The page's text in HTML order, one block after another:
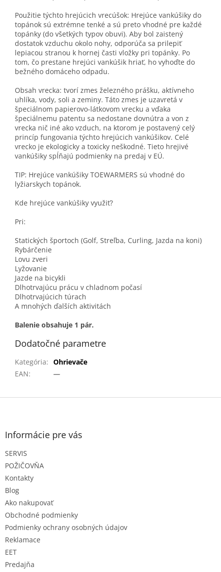
Použitie týchto hrejúcich vrecúšok: Hrejúce vankúšiky do
topánok sú extrémne tenké a sú preto vhodné pre každé
topánky (do všetkých typov obuvi). Aby bol zaistený
dostatok vzduchu okolo nohy, odporúča sa prilepiť
lepiacou stranou k hornej časti vložky pri topánky. Po
tom, čo prestane hrejúci vankúšik hriať, ho vyhoďte do
bežného domáceho odpadu.
Obsah vrecka: tvorí zmes železného prášku, aktívneho
uhlíka, vody, soli a zeminy. Táto zmes je uzavretá v
špeciálnom papierovo-látkovom vrecku a vďaka
špeciálnemu patentu sa nedostane dovnútra a von z
vrecka nič iné ako vzduch, na ktorom je postavený celý
princíp fungovania týchto hrejúcich vankúšikov. Celé
vrecko je ekologicky a toxicky neškodné. Tieto hrejivé
vankúšiky spĺňajú podmienky na predaj v EÚ.
TIP: Hrejúce vankúšiky TOEWARMERS sú vhodné do
lyžiarskych topánok.
Kde hrejúce vankúšiky využiť?
Pri:
Statických športoch (Golf, Streľba, Curling, Jazda na koni)
Rybárčenie
Lovu zveri
Lyžovanie
Jazde na bicykli
Dlhotrvajúcu prácu v chladnom počasí
Dlhotrvajúcich túrach
A mnohých ďalších aktivitách
Balenie obsahuje 1 pár.
Dodatočné parametre
Kategória: Ohrievače
EAN: —
Z
Informácie pre vás
SERVIS
POŽIČOVŇA
Kontakty
Blog
Ako nakupovať
Obchodné podmienky
Podmienky ochrany osobných údajov
Reklamace
EET
Predajňa